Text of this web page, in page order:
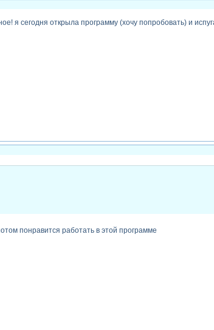
я сегодня открыла программу (хочу попробовать) и
понравится работать в этой программе